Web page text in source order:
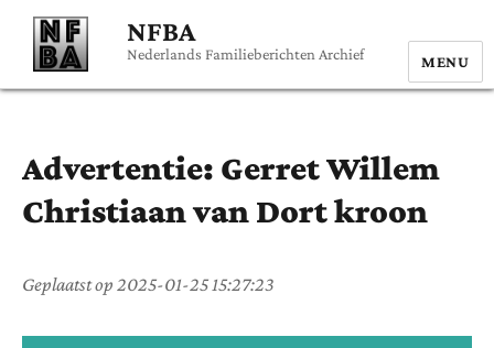
NFBA
Nederlands Familieberichten Archief MENU
Advertentie: Gerret Willem
Christiaanvan Dort kroon
Geplaatst op 2025-01-25 15:27:23